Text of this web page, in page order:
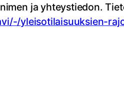
ja yhteystiedon.
yleisotilaisuuksien-